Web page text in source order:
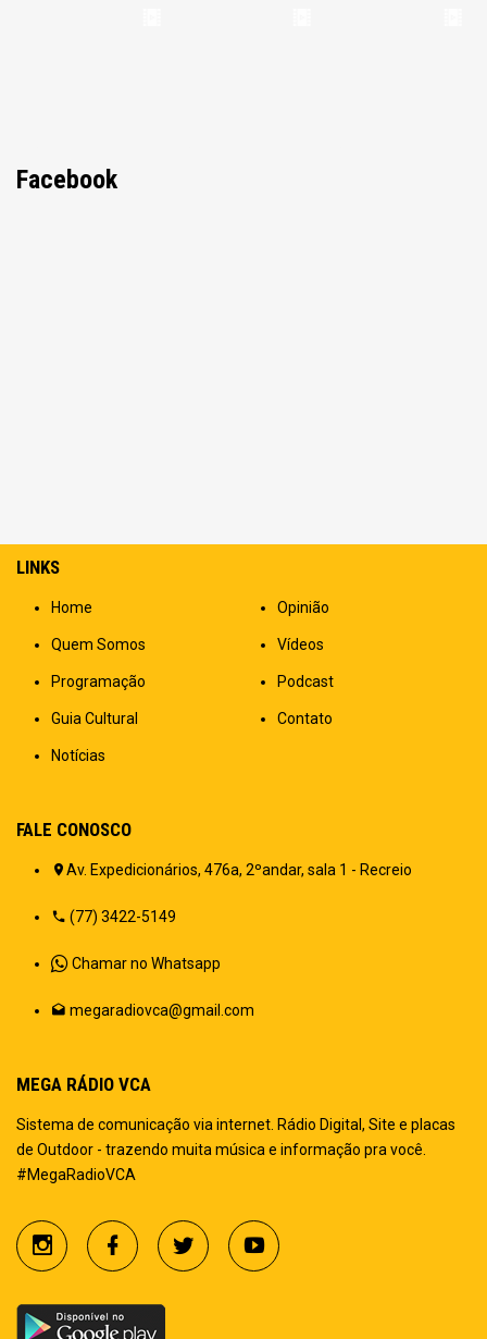
Facebook
LINKS
Home
Quem Somos
Programação
Guia Cultural
Notícias
Opinião
Vídeos
Podcast
Contato
FALE CONOSCO
Av. Expedicionários, 476a, 2ºandar, sala 1 - Recreio
(77) 3422-5149
Chamar no Whatsapp
megaradiovca@gmail.com
MEGA RÁDIO VCA
Sistema de comunicação via internet. Rádio Digital, Site e placas
de Outdoor - trazendo muita música e informação pra você.
#MegaRadioVCA